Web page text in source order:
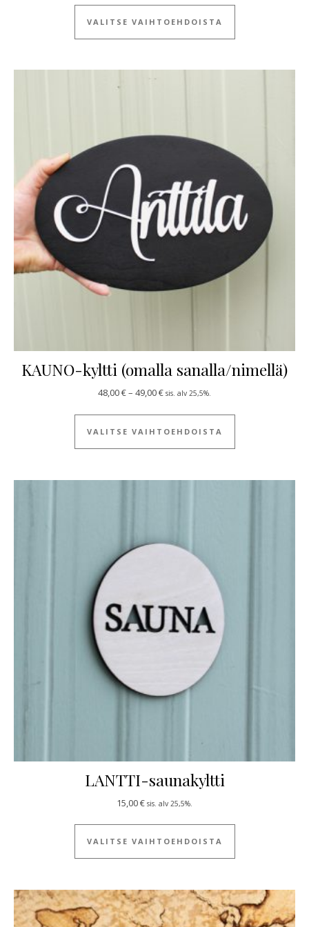
VALITSE VAIHTOEHDOISTA
Tällä tuotteella
KAUNO-kyltti (omalla sanalla/nimellä)
48,00€– 49,00€Hintaluokka: 48,00 € - 49,00 €
sis. alv 25,5%.
VALITSE VAIHTOEHDOISTA
Tällä tuotteella
LANTTI-saunakyltti
15,00€ sis. alv 25,5%.
VALITSE VAIHTOEHDOISTA
Tällä tuotteella